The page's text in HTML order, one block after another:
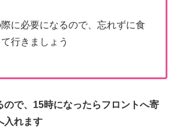
に必要になるので、忘れずに食
行きましょう
ので、15時になったらフロントへ寄
入れます